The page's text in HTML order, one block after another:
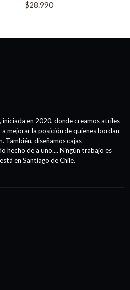
$28.990
iniciada en 2020, donde creamos atriles
mejorar la posición de quienes bordan
También, diseñamos cajas
hecho de a uno.... Ningún trabajo es
en Santiago de Chile.